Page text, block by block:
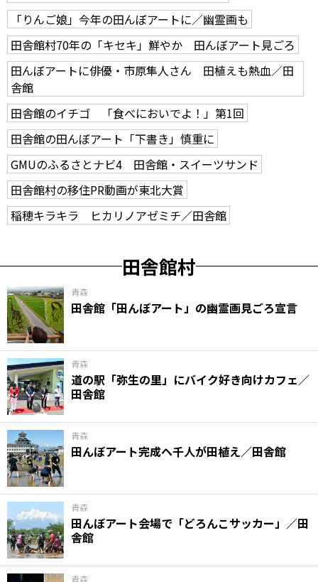
「りんご娘」今年の田んぼアートに／幽霊画も
田舎館村70年の「キセキ」鮮やか 田んぼアート見ごろ
田んぼアートに俳優・市原隼人さん 田植えも熱血／田
舎館
田舎館のイチゴ 「食べにおいでよ！」第1回
田舎館の田んぼアート「下書き」慎重に
GMUのふるさとナビ4 田舎館・スイーツサンド
田舎館村の移住PR動画が東北大賞
稲穂キラキラ ヒカリノアゼミチ／田舎館
田舎館村
青森
田舎館「田んぼアート」の幽霊画見ごろ宣言
青森
道の駅「弥生の里」にバイク好き向けカフェ／
田舎館
青森
田んぼアート完成ヘ千人が田植え／田舎館
青森
田んぼアート会場で「どろんこサッカー」／田
舎館
青森